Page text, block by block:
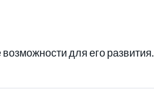
для его развития.